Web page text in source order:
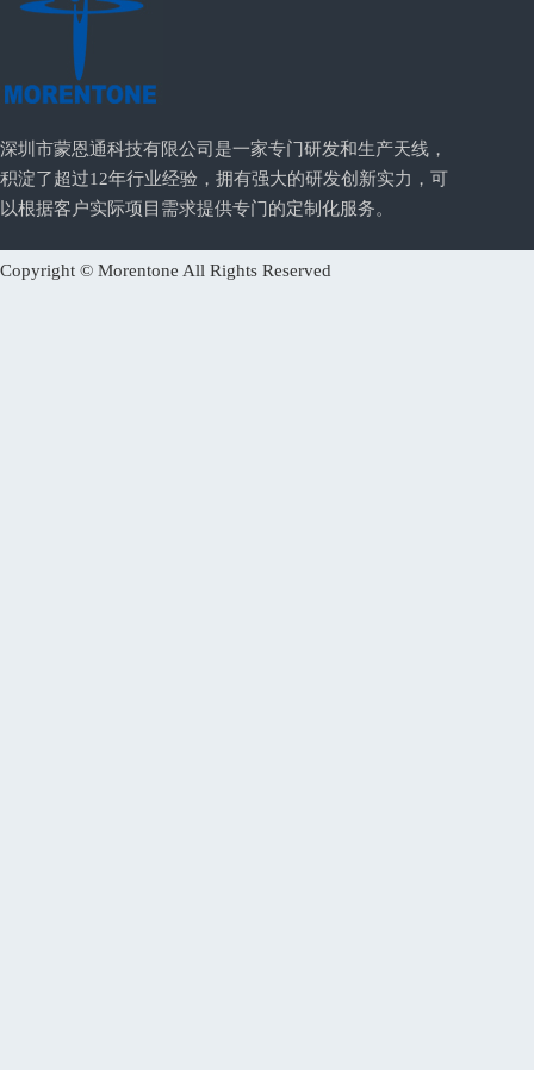
深圳市蒙恩通科技有限公司是一家专门研发和生产天线，
积淀了超过12年行业经验，拥有强大的研发创新实力，可
以根据客户实际项目需求提供专门的定制化服务。
Copyright © Morentone All Rights Reserved